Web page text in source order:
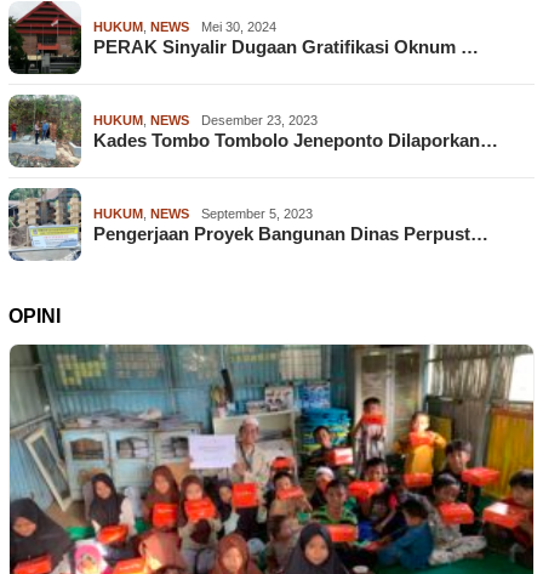
HUKUM NEWS Mei 30, 2024
PERAK Sinyalir Dugaan Gratifikasi Oknum …
HUKUM NEWS Desember 23, 2023
Kades Tombo Tombolo Jeneponto Dilaporkan…
HUKUM NEWS September 5, 2023
Pengerjaan Proyek Bangunan Dinas Perpust…
OPINI